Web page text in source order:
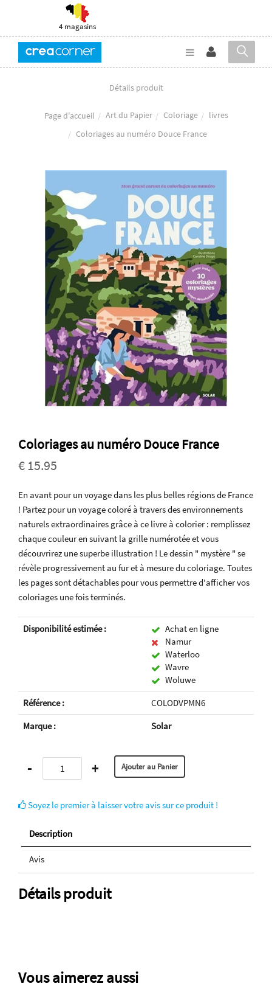
4 magasins
Détails produit
Page d'accueil Art du Papier Coloriage
livres
Coloriages au numéro Douce France
Coloriages au numéro Douce France
€ 15.95
En avant pour un voyage dans les plus belles régions de France
! Partez pour un voyage coloré à travers des environnements
naturels extraordinaires grâce à ce livre à colorier : remplissez
chaque couleur en suivant la grille numérotée et vous
découvrirez une superbe illustration ! Le dessin " mystère " se
révèle progressivement au fur et à mesure du coloriage. Toutes
les pages sont détachables pour vous permettre d'afficher vos
coloriages une fois terminés.
Disponibilité estimée :
Achat en ligne
Namur
Waterloo
Wavre
Woluwe
Référence :
COLODVPMN6
Marque :
Solar
- +
Soyez le premier à laisser votre avis sur ce produit !
Description
Avis
Détails produit
Vous aimerez aussi